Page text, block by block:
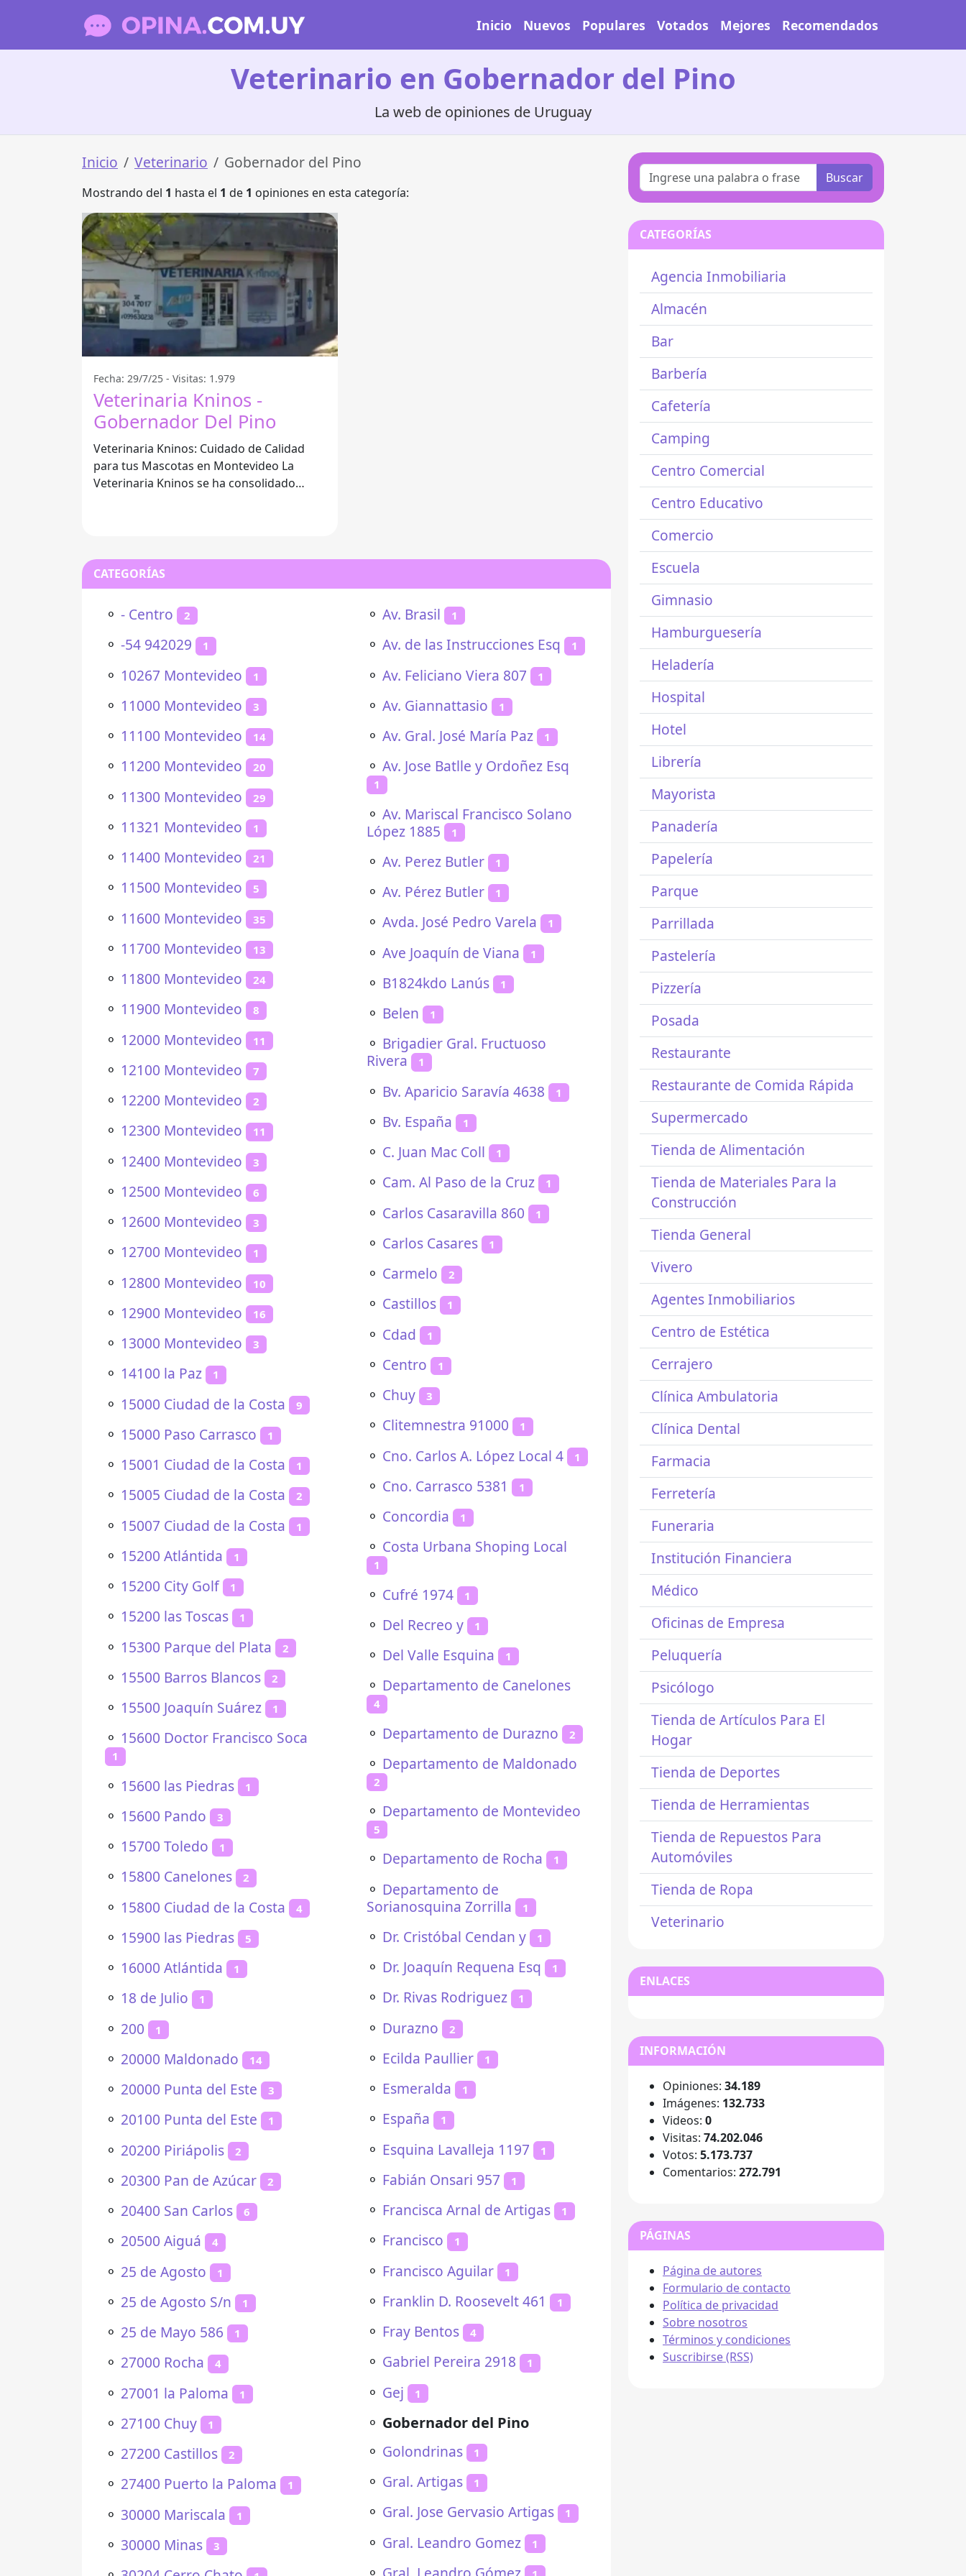
Inicio Nuevos Populares Votados Mejores Recomendados
Veterinario en Gobernador del Pino
La web de opiniones de Uruguay
Inicio Veterinario Gobernador del Pino
Mostrando del 1 hasta el 1 de 1 opiniones en esta categoría:
Fecha: 29/7/25 - Visitas: 1.979
Veterinaria Kninos -
Gobernador Del Pino
Veterinaria Kninos: Cuidado de Calidad
para tus Mascotas en Montevideo La
Veterinaria Kninos se ha consolidado
CATEGORÍAS
⚬ - Centro 2
⚬ -54 942029 1
⚬ 10267 Montevideo 1
⚬ 11000 Montevideo 3
⚬ 11100 Montevideo 14
⚬ 11200 Montevideo 20
⚬ 11300 Montevideo 29
⚬ 11321 Montevideo 1
⚬ 11400 Montevideo 21
⚬ 11500 Montevideo 5
⚬ 11600 Montevideo 35
⚬ 11700 Montevideo 13
⚬ 11800 Montevideo 24
⚬ 11900 Montevideo 8
⚬ 12000 Montevideo 11
⚬ 12100 Montevideo 7
⚬ 12200 Montevideo 2
⚬ 12300 Montevideo 11
⚬ 12400 Montevideo 3
⚬ 12500 Montevideo 6
⚬ 12600 Montevideo 3
⚬ 12700 Montevideo 1
⚬ 12800 Montevideo 10
⚬ 12900 Montevideo 16
⚬ 13000 Montevideo 3
⚬ 14100 la Paz 1
⚬ 15000 Ciudad de la Costa 9
⚬ 15000 Paso Carrasco 1
⚬ 15001 Ciudad de la Costa 1
⚬ 15005 Ciudad de la Costa 2
⚬ 15007 Ciudad de la Costa 1
⚬ 15200 Atlántida 1
⚬ 15200 City Golf 1
⚬ 15200 las Toscas 1
⚬ 15300 Parque del Plata 2
⚬ 15500 Barros Blancos 2
⚬ 15500 Joaquín Suárez 1
⚬ 15600 Doctor Francisco Soca
1
⚬ 15600 las Piedras 1
⚬ 15600 Pando 3
⚬ 15700 Toledo 1
⚬ 15800 Canelones 2
⚬ 15800 Ciudad de la Costa 4
⚬ 15900 las Piedras 5
⚬ 16000 Atlántida 1
⚬ 18 de Julio 1
⚬ 200 1
⚬ 20000 Maldonado 14
⚬ 20000 Punta del Este 3
⚬ 20100 Punta del Este 1
⚬ 20200 Piriápolis 2
⚬ 20300 Pan de Azúcar 2
⚬ 20400 San Carlos 6
⚬ 20500 Aiguá 4
⚬ 25 de Agosto 1
⚬ 25 de Agosto S/n 1
⚬ 25 de Mayo 586 1
⚬ 27000 Rocha 4
⚬ 27001 la Paloma 1
⚬ 27100 Chuy 1
⚬ 27200 Castillos 2
⚬ 27400 Puerto la Paloma 1
⚬ 30000 Mariscala 1
⚬ 30000 Minas 3
⚬ Av. Brasil 1
⚬ Av. de las Instrucciones Esq 1
⚬ Av. Feliciano Viera 807 1
⚬ Av. Giannattasio 1
⚬ Av. Gral. José María Paz 1
⚬ Av. Jose Batlle y Ordoñez Esq
1
⚬ Av. Mariscal Francisco Solano
López 1885
1
⚬ Av. Perez Butler 1
⚬ Av. Pérez Butler 1
⚬ Avda. José Pedro Varela 1
⚬ Ave Joaquín de Viana 1
⚬ B1824kdo Lanús 1
⚬ Belen 1
⚬ Brigadier Gral. Fructuoso
Rivera
1
⚬ Bv. Aparicio Saravía 4638 1
⚬ Bv. España 1
⚬ C. Juan Mac Coll 1
⚬ Cam. Al Paso de la Cruz 1
⚬ Carlos Casaravilla 860 1
⚬ Carlos Casares 1
⚬ Carmelo 2
⚬ Castillos 1
⚬ Cdad 1
⚬ Centro 1
⚬ Chuy 3
⚬ Clitemnestra 91000 1
⚬ Cno. Carlos A. López Local 4 1
⚬ Cno. Carrasco 5381 1
⚬ Concordia 1
⚬ Costa Urbana Shoping Local
1
⚬ Cufré 1974 1
⚬ Del Recreo y 1
⚬ Del Valle Esquina 1
⚬ Departamento de Canelones
4
⚬ Departamento de Durazno 2
⚬ Departamento de Maldonado
2
⚬ Departamento de Montevideo
5
⚬ Departamento de Rocha 1
⚬ Departamento de
Sorianosquina Zorrilla
1
⚬ Dr. Cristóbal Cendan y 1
⚬ Dr. Joaquín Requena Esq 1
⚬ Dr. Rivas Rodriguez 1
⚬ Durazno 2
⚬ Ecilda Paullier 1
⚬ Esmeralda 1
⚬ España 1
⚬ Esquina Lavalleja 1197 1
⚬ Fabián Onsari 957 1
⚬ Francisca Arnal de Artigas 1
⚬ Francisco 1
⚬ Francisco Aguilar 1
⚬ Franklin D. Roosevelt 461 1
⚬ Fray Bentos 4
⚬ Gabriel Pereira 2918 1
⚬ Gej 1
⚬ Gobernador del Pino
⚬ Golondrinas 1
⚬ Gral. Artigas 1
⚬ Gral. Jose Gervasio Artigas 1
⚬ Gral. Leandro Gomez 1
Buscar
CATEGORÍAS
Agencia Inmobiliaria
Almacén
Bar
Barbería
Cafetería
Camping
Centro Comercial
Centro Educativo
Comercio
Escuela
Gimnasio
Hamburguesería
Heladería
Hospital
Hotel
Librería
Mayorista
Panadería
Papelería
Parque
Parrillada
Pastelería
Pizzería
Posada
Restaurante
Restaurante de Comida Rápida
Supermercado
Tienda de Alimentación
Tienda de Materiales Para la
Construcción
Tienda General
Vivero
Agentes Inmobiliarios
Centro de Estética
Cerrajero
Clínica Ambulatoria
Clínica Dental
Farmacia
Ferretería
Funeraria
Institución Financiera
Médico
Oficinas de Empresa
Peluquería
Psicólogo
Tienda de Artículos Para El
Hogar
Tienda de Deportes
Tienda de Herramientas
Tienda de Repuestos Para
Automóviles
Tienda de Ropa
Veterinario
ENLACES
INFORMACIÓN
Opiniones: 34.189
Imágenes: 132.733
Videos: 0
Visitas: 74.202.046
Votos: 5.173.737
Comentarios: 272.791
PÁGINAS
Página de autores
Formulario de contacto
Política de privacidad
Sobre nosotros
Términos y condiciones
Suscribirse (RSS)